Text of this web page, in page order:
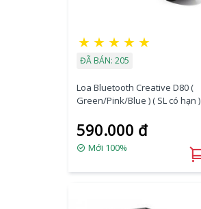
★ ★ ★ ★ ★
ĐÃ BÁN: 205
Loa Bluetooth Creative D80 (
Green/Pink/Blue ) ( SL có hạn )
590.000 đ
Mới 100%